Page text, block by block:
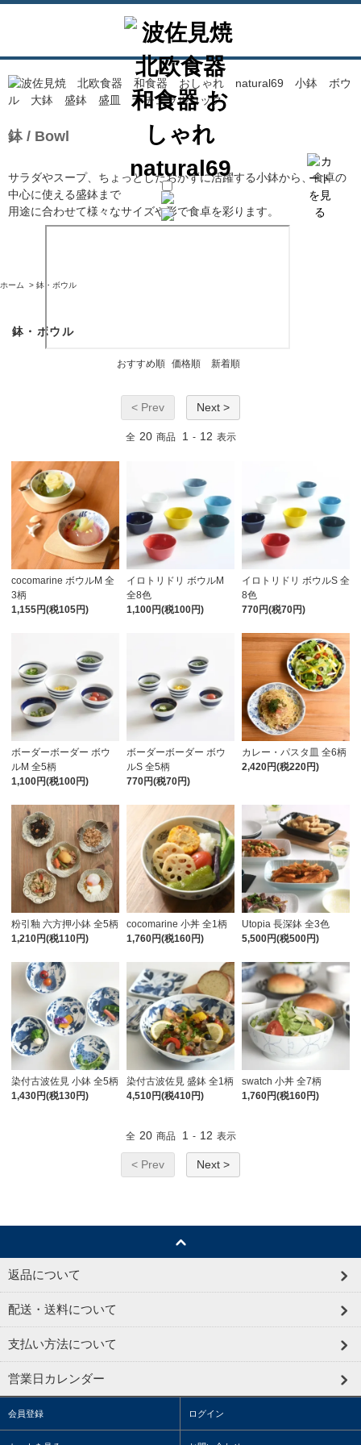
鉢 / Bowl
サラダやスープ、ちょっとしたおかずに活躍する小鉢から、食卓の
中心に使える盛鉢まで
用途に合わせて様々なサイズや形で食卓を彩ります。
ホーム > 鉢・ボウル
鉢・ボウル
おすすめ順 価格順 新着順
< Prev Next >
全 20 商品 1 - 12 表示
cocomarine ボウルM 全
3柄
1,155円(税105円)
イロトリドリ ボウルM
全8色
1,100円(税100円)
イロトリドリ ボウルS 全
8色
770円(税70円)
ボーダーボーダー ボウ
ルM 全5柄
1,100円(税100円)
ボーダーボーダー ボウ
ルS 全5柄
770円(税70円)
カレー・パスタ皿 全6柄
2,420円(税220円)
粉引釉 六方押小鉢 全5柄
1,210円(税110円)
cocomarine 小丼 全1柄
1,760円(税160円)
Utopia 長深鉢 全3色
5,500円(税500円)
染付古波佐見 小鉢 全5柄
1,430円(税130円)
染付古波佐見 盛鉢 全1柄
4,510円(税410円)
swatch 小丼 全7柄
1,760円(税160円)
全 20 商品 1 - 12 表示
< Prev Next >
返品について
配送・送料について
支払い方法について
営業日カレンダー
会員登録 ログイン